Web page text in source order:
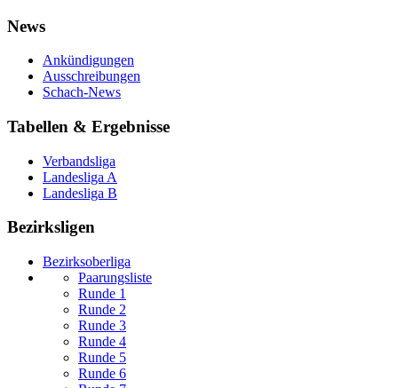
News
Ankündigungen
Ausschreibungen
Schach-News
Tabellen & Ergebnisse
Verbandsliga
Landesliga A
Landesliga B
Bezirksligen
Bezirksoberliga
Paarungsliste
Runde 1
Runde 2
Runde 3
Runde 4
Runde 5
Runde 6